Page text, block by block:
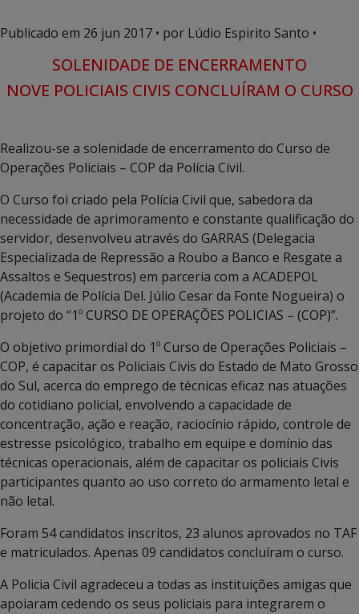
Publicado em 26 jun 2017 • por Lúdio Espirito Santo •
SOLENIDADE DE ENCERRAMENTO
NOVE POLICIAIS CIVIS CONCLUÍRAM O CURSO
Realizou-se a solenidade de encerramento do Curso de
Operações Policiais – COP da Polícia Civil.
O Curso foi criado pela Polícia Civil que, sabedora da
necessidade de aprimoramento e constante qualificação do
servidor, desenvolveu através do GARRAS (Delegacia
Especializada de Repressão a Roubo a Banco e Resgate a
Assaltos e Sequestros) em parceria com a ACADEPOL
(Academia de Polícia Del. Júlio Cesar da Fonte Nogueira) o
projeto do “1º CURSO DE OPERAÇÕES POLICIAS – (COP)”.
O objetivo primordial do 1º Curso de Operações Policiais –
COP, é capacitar os Policiais Civis do Estado de Mato Grosso
do Sul, acerca do emprego de técnicas eficaz nas atuações
do cotidiano policial, envolvendo a capacidade de
concentração, ação e reação, raciocínio rápido, controle de
estresse psicológico, trabalho em equipe e domínio das
técnicas operacionais, além de capacitar os policiais Civis
participantes quanto ao uso correto do armamento letal e
não letal.
Foram 54 candidatos inscritos, 23 alunos aprovados no TAF
e matriculados. Apenas 09 candidatos concluíram o curso.
A Policia Civil agradeceu a todas as instituições amigas que
apoiaram cedendo os seus policiais para integrarem o